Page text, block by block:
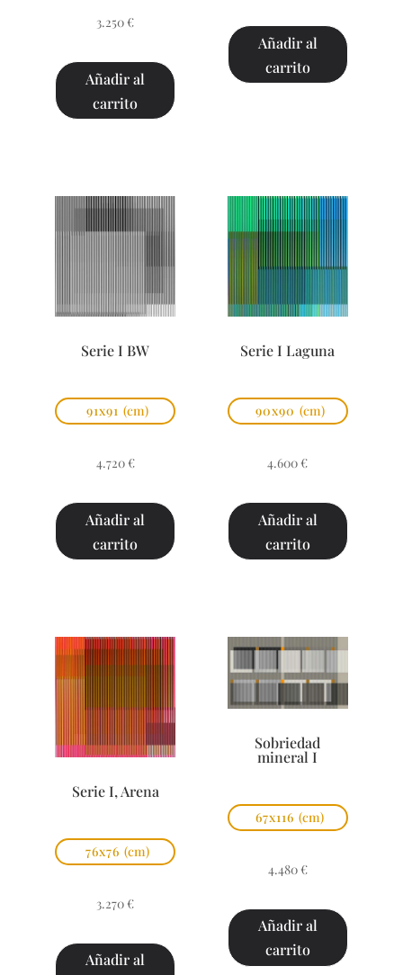
3.250 €
Añadir al
carrito
Añadir al
carrito
Serie I BW
91x91 (cm)
4.720 €
Añadir al
carrito
Serie I Laguna
90x90 (cm)
4.600 €
Añadir al
carrito
Serie I, Arena
76x76 (cm)
3.270 €
Añadir al
Sobriedad
mineral I
67x116 (cm)
4.480 €
Añadir al
carrito